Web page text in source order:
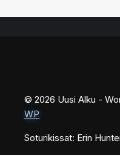
© 2026 Uusi Alku -
WP
Soturikissat: Erin